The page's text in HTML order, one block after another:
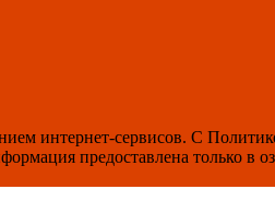
интернет-сервисов. С
предоставлена только в